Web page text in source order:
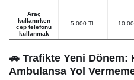
Araç
kullanırken
cep telefonu
kullanmak
5.000 TL
🚗 Trafikte Yeni Dönem:
Ambulansa Yol